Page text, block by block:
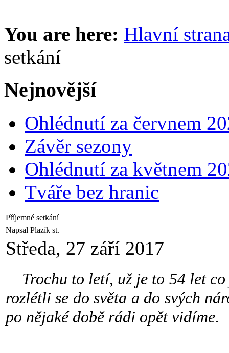
You are here: Hlavní
setkání
Nejnovější
Ohlédnutí za červnem
Závěr sezony
Ohlédnutí za květnem
Tváře bez hranic
Příjemné setkání
Napsal Plazík st.
Středa, 27 září 2017
Trochu to letí, už je to 54 let
rozlétli se do světa a do svých
po nějaké době rádi opět vidíme.